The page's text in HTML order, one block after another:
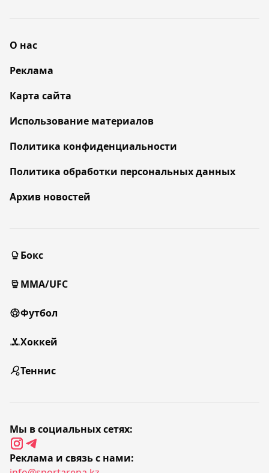
О нас
Реклама
Карта сайта
Использование материалов
Политика конфиденциальности
Политика обработки персональных данных
Архив новостей
Бокс
MMA/UFC
Футбол
Хоккей
Теннис
Мы в социальных сетях:
Реклама и связь с нами: